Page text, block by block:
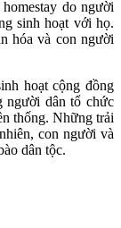
do người
sinh hoạt với họ.
hóa và con người
hoạt cộng đồng
người dân tổ chức
thống. Những trải
con người và
dân tộc.